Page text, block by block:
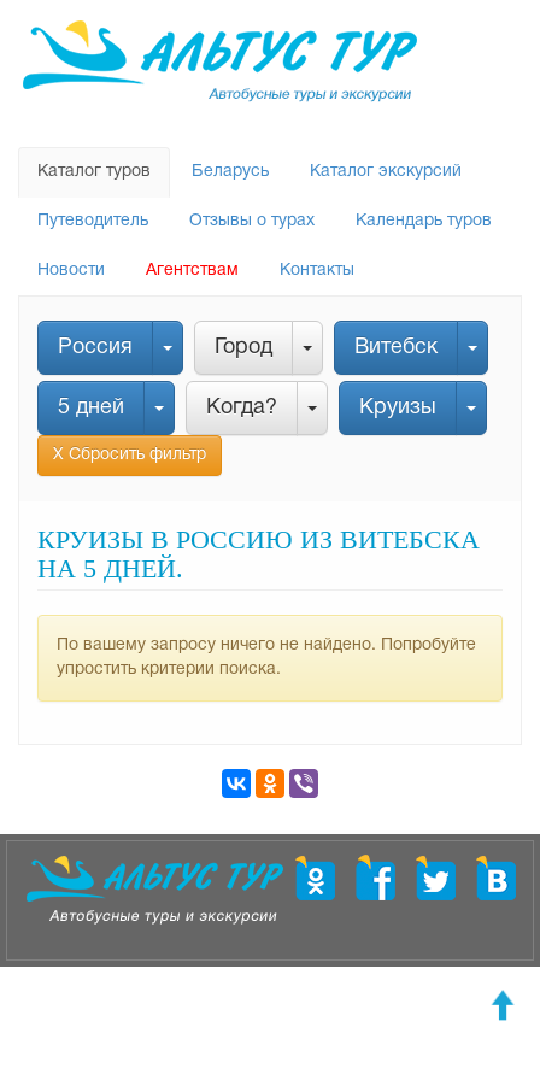
Каталог туров Беларусь Каталог экскурсий
Путеводитель Отзывы о турах Календарь туров
Новости Агентствам Контакты
Россия Город Витебск
5 дней Когда? Круизы
Х Сбросить фильтр
КРУИЗЫ В РОССИЮ ИЗ ВИТЕБСКА
НА 5 ДНЕЙ.
По вашему запросу ничего не найдено. Попробуйте
упростить критерии поиска.